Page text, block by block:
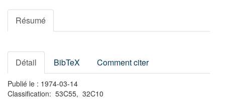
Résumé
Détail BibTeX Comment citer
Publié le : 1974-03-14
Classification: 53C55, 32C10